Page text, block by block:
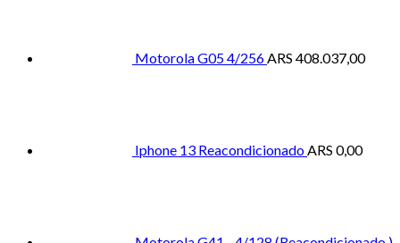
Motorola G05 4/256ARS 408.037,00
Iphone 13 ReacondicionadoARS 0,00